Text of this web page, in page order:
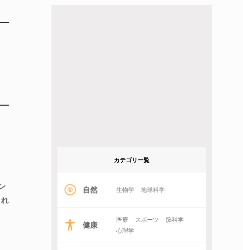
カテゴリー覧
自然 生物学 地球科学
健康 医療 スポーツ
脳科学
心理学